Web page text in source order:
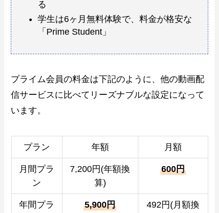
る
学生は6ヶ月無料体験で、料金が格安な
「Prime Student」
プライム会員の料金は下記のように、他の動画配
信サービスに比べてリーズナブルな設定になって
います。
プラン 年額 月額
月間プラ
ン
7,200円(年額換
算)
600円
年間プラ
5,900円
492円(月額換